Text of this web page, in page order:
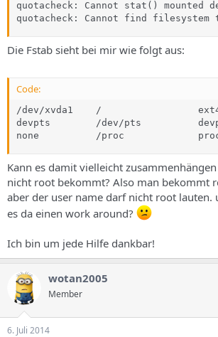
quotacheck: Cannot stat()
quotacheck: Cannot find
Die Fstab sieht bei mir wie folgt aus:
Code:
/dev/xvda1    /                 ext4
devpts        /dev/pts
none          /proc             proc
Kann es damit vielleicht
nicht root bekommt? Also man bekommt
aber der user name darf nicht root lauten.
es da einen work around?
Ich bin um jede Hilfe dankbar!
wotan2005
Member
6. Juli 2014